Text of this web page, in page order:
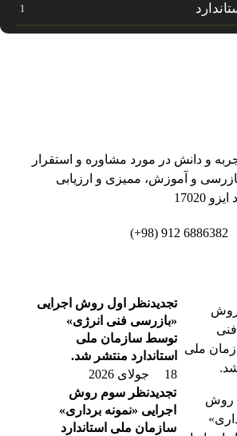
1
سال تجربه و دانش در مورد مشاوره و استقرار
و آموزش، ممیزی و ارزیابی
17020
6886382 912 (98+)
تجدیدنظر اول روش اجرایی
«بازرسی فنی انرژی»
توسط سازمان ملی
استاندارد منتشر شد.
18 جولای 2026
تجدیدنظر سوم روش
اجرایی «نمونه برداری»
سازمان ملی استاندارد